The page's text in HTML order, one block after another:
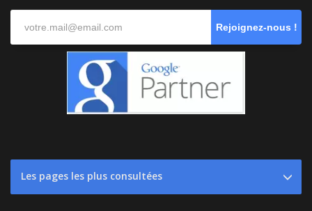
Rejoignez-nous !
Les pages les plus consultées